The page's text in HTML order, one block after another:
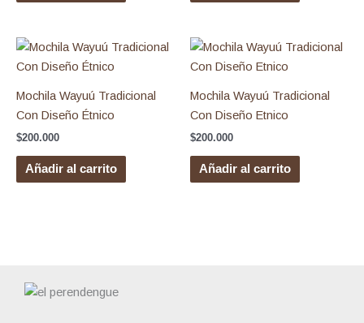
Mochila Wayuú Tradicional
Con Diseño Étnico
$200.000
Añadir al carrito
Mochila Wayuú Tradicional
Con Diseño Etnico
$200.000
Añadir al carrito